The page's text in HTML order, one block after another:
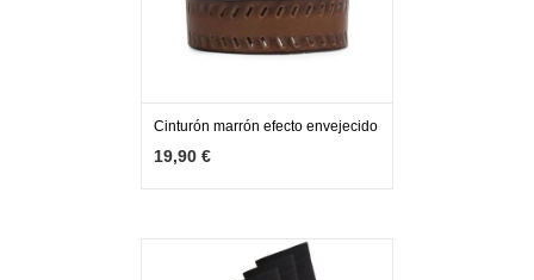
AGOTADO
Cinturón marrón efecto envejecido
19,90 €